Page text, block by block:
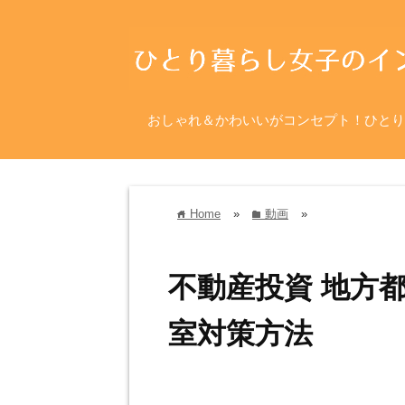
おしゃれ＆かわいいがコンセプト！ひと
home Home » folder 動画 »
不動産投資 地方
室対策方法